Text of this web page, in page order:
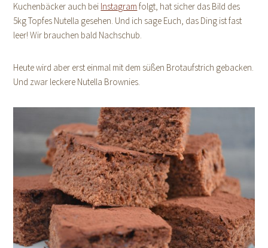
Kuchenbäcker auch bei Instagram folgt, hat sicher das Bild des
5kg Topfes Nutella gesehen. Und ich sage Euch, das Ding ist fast
leer! Wir brauchen bald Nachschub.
Heute wird aber erst einmal mit dem süßen Brotaufstrich gebacken.
Und zwar leckere Nutella Brownies.